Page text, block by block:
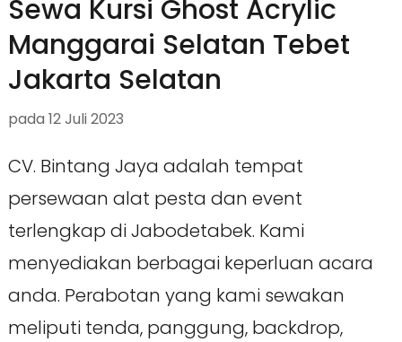
Sewa Kursi Ghost Acrylic
Manggarai Selatan Tebet
Jakarta Selatan
pada 12 Juli 2023
CV. Bintang Jaya adalah tempat
persewaan alat pesta dan event
terlengkap di Jabodetabek. Kami
menyediakan berbagai keperluan acara
anda. Perabotan yang kami sewakan
meliputi tenda, panggung, backdrop,